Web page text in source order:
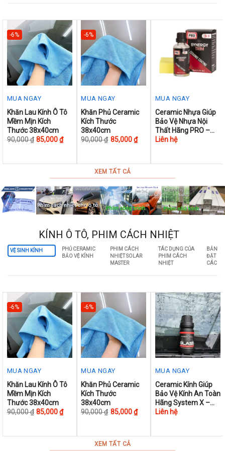
-6%
MUA NGAY
This
product
has
may
be
product
Khăn Lau Kính Ô Tô
Mềm Mịn Kích
Thước 38x40cm
90,000₫ 85,000₫
-6%
MUA NGAY
This
product
has
options
may
be
chosen
on
the
product
Khăn Phủ Ceramic
Kích Thước
38x40cm
90,000₫ 85,000₫
MUA NGAY
Ceramic Nhựa Giúp
Bảo Vệ Nhựa Nội
Thất Hãng PRO –
Synergy Trim 50ml
Liên hệ
XEM TẤT CẢ
KÍNH Ô TÔ, PHIM CÁCH NHIỆT
VỆ SINH KÍNH
PHỦ CERAMIC
BẢO VỆ KÍNH
PHIM CÁCH
NHIỆT SOLAR
MASTER
TÁC DỤNG CỦA
PHIM CÁCH
NHIỆT
BẢNG
ĐẶT
CÁCH
-6%
MUA NGAY
This
product
has
Khăn Lau Kính Ô Tô
Mềm Mịn Kích
Thước 38x40cm
90,000₫ 85,000₫
-6%
MUA NGAY
This
product
has
Khăn Phủ Ceramic
Kích Thước
38x40cm
90,000₫ 85,000₫
MUA NGAY
Ceramic Kính Giúp
Bảo Vệ Kính An Toàn
Hãng System X –
Glass 10ml
Liên hệ
XEM TẤT CẢ